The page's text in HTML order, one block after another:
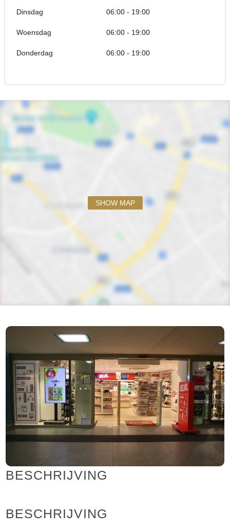
Dinsdag 06:00 - 19:00
Woensdag 06:00 - 19:00
Donderdag 06:00 - 19:00
SHOW MAP
BESCHRIJVING
BESCHRIJVING